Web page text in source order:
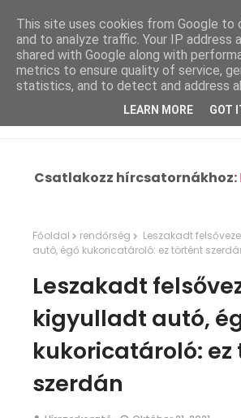
Csatlakozz hírcsatornákhoz:
Főoldal rendőrség
Leszakadt
autó, égő kukoricatároló: ez történt
Leszakadt
kigyulladt autó,
kukoricatároló:
szerdán
This site uses cookies from Google to
and to analyze traffic. Your IP address
shared with Google along with
metrics to ensure quality of service,
statistics, and to detect and address
LEARN MORE GOT